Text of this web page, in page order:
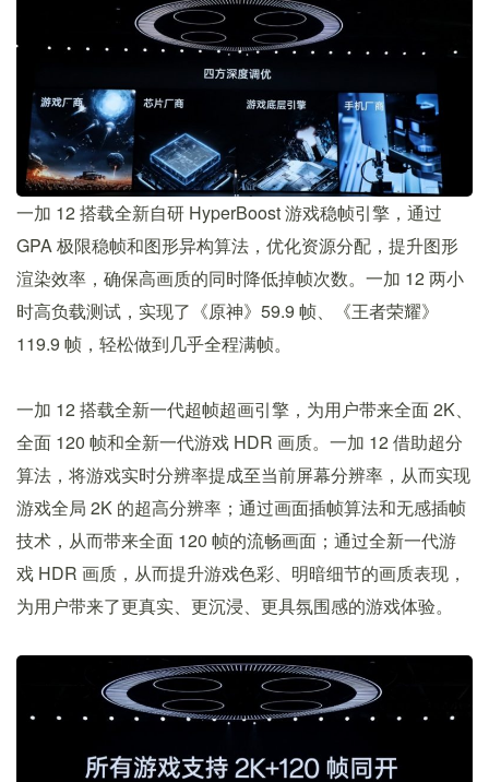
一加 12 搭载全新自研 HyperBoost 游戏稳帧引擎，通过
GPA 极限稳帧和图形异构算法，优化资源分配，提升图形
渲染效率，确保高画质的同时降低掉帧次数。一加 12 两小
时高负载测试，实现了《原神》59.9 帧、《王者荣耀》
119.9 帧，轻松做到几乎全程满帧。
一加 12 搭载全新一代超帧超画引擎，为用户带来全面 2K、
全面 120 帧和全新一代游戏 HDR 画质。一加 12 借助超分
算法，将游戏实时分辨率提成至当前屏幕分辨率，从而实现
游戏全局 2K 的超高分辨率；通过画面插帧算法和无感插帧
技术，从而带来全面 120 帧的流畅画面；通过全新一代游
戏 HDR 画质，从而提升游戏色彩、明暗细节的画质表现，
为用户带来了更真实、更沉浸、更具氛围感的游戏体验。